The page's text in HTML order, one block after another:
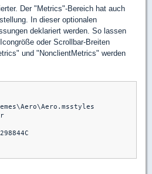
Der "Metrics"-Bereich hat auch
In dieser optionalen
deklariert werden. So lassen
oder Scrollbar-Breiten
und "NonclientMetrics" werden